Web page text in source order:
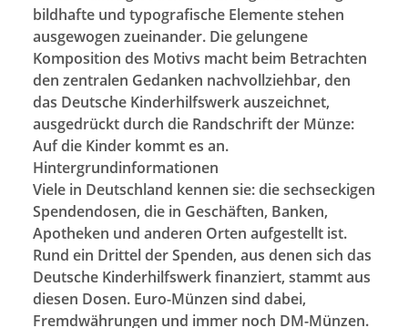
bildhafte und typografische Elemente stehen
ausgewogen zueinander. Die gelungene
Komposition des Motivs macht beim Betrachten
den zentralen Gedanken nachvollziehbar, den
das Deutsche Kinderhilfswerk auszeichnet,
ausgedrückt durch die Randschrift der Münze:
Auf die Kinder kommt es an.
Hintergrundinformationen
Viele in Deutschland kennen sie: die sechseckigen
Spendendosen, die in Geschäften, Banken,
Apotheken und anderen Orten aufgestellt ist.
Rund ein Drittel der Spenden, aus denen sich das
Deutsche Kinderhilfswerk finanziert, stammt aus
diesen Dosen. Euro-Münzen sind dabei,
Fremdwährungen und immer noch DM-Münzen.